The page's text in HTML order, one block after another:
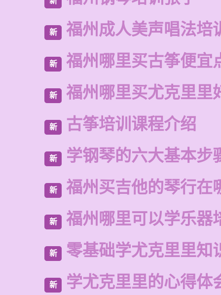
新 福州成人美声唱法培
新 福州哪里买古筝便宜
新 福州哪里买尤克里里
新 古筝培训课程介绍
新 学钢琴的六大基本步
新 福州买吉他的琴行在
新 福州哪里可以学乐器
新 零基础学尤克里里知
新 学尤克里里的心得体